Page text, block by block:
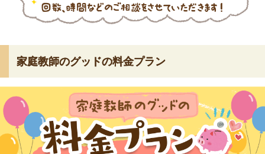
家庭教師のグッドの料金プラン